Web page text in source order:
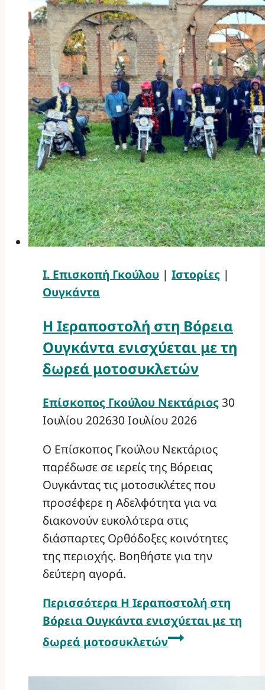
Ι. Επισκοπή Γκούλου | Ιστορίες |
Ουγκάντα
Η Ιεραποστολή στη Βόρεια
Ουγκάντα ενισχύεται με τη
δωρεά μοτοσυκλετών
Επίσκοπος Γκούλου Νεκτάριος 30
Ιουλίου 202630 Ιουλίου 2026
Ο Επίσκοπος Γκούλου Νεκτάριος
παρέδωσε σε ιερείς της Βόρειας
Ουγκάντας τις μοτοσικλέτες που
προσέφερε η Αδελφότητα για να
διακονούν ευκολότερα στις
διάσπαρτες Ορθόδοξες κοινότητες
της περιοχής. Βοηθήστε για την
δεύτερη αγορά.
Περισσότερα Η Ιεραποστολή στη
Βόρεια Ουγκάντα ενισχύεται με τη
δωρεά μοτοσυκλετών